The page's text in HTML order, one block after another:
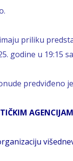
priliku
godine u 19:15
predviđeno